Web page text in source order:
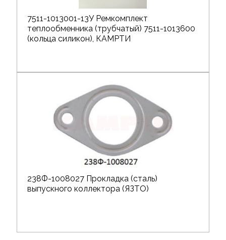
7511-1013001-13У Ремкомплект
теплообменника (трубчатый) 7511-1013600
(кольца силикон), КАМРТИ
238Ф-1008027 Прокладка (сталь)
выпускного коллектора (ЯЗТО)